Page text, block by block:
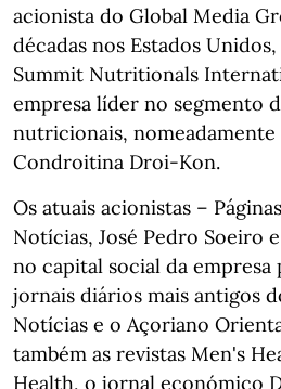
acionista do Global Media
décadas nos Estados
Summit Nutritionals
empresa líder no segmento
nutricionais, nomeadamente
Condroitina Droi-Kon.
Os atuais acionistas –
Notícias, José Pedro Soeiro
no capital social da
jornais diários mais antigos
Notícias e o Açoriano
também as revistas Men's
Health, o jornal económico